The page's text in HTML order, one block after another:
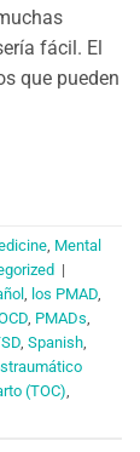
fácil. El
que pueden
, Mental
|
, los PMAD,
, PMADs,
, Spanish,
(TOC),